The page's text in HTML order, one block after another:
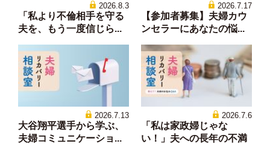
2026.8.3
「私より不倫相手を守る
夫を、もう一度信じら...
2026.7.17
【参加者募集】夫婦カウ
ンセラーにあなたの悩...
2026.7.13
大谷翔平選手から学ぶ、
夫婦コミュニケーショ...
2026.7.6
「私は家政婦じゃな
い！」夫への長年の不満